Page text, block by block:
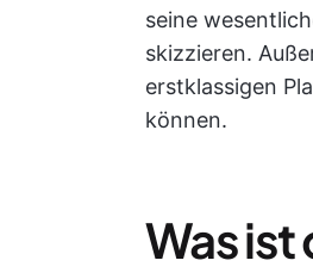
seine
skizzieren.
erstklassigen
können.
Was